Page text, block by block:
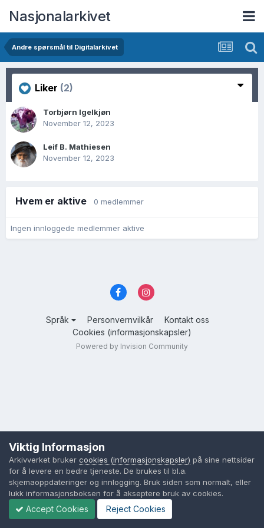
Nasjonalarkivet
Andre spørsmål til Digitalarkivet
Liker (2)
Torbjørn Igelkjøn
November 12, 2023
Leif B. Mathiesen
November 12, 2023
Hvem er aktive 0 medlemmer
Ingen innloggede medlemmer aktive
Språk Personvernvilkår
Kontakt oss
Cookies (informasjonskapsler)
Powered by Invision Community
Viktig Informasjon
Arkivverket bruker cookies (informasjonskapsler) på sine nettsider
for å levere en bedre tjeneste. De brukes til bl.a.
skjemaoppdateringer og innlogging. Bruk siden som normalt, eller
lukk informasjonsboksen for å akseptere bruk av cookies.
Accept Cookies Reject Cookies